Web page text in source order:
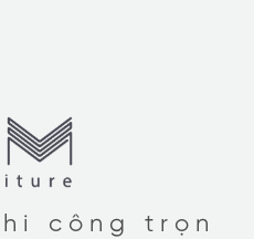
công trọn